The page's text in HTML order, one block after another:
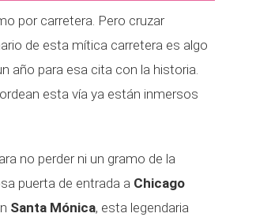
por carretera. Pero cruzar
de esta mítica carretera es algo
año para esa cita con la historia.
esta vía ya están inmersos
no perder ni un gramo de la
puerta de entrada a Chicago
Santa Mónica, esta legendaria